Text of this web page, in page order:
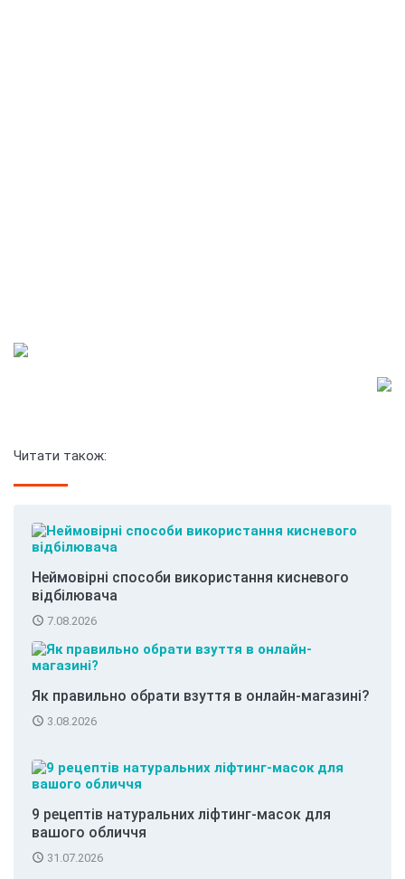
Читати також:
Неймовірні способи використання кисневого
відбілювача
access_time 7.08.2026
Як правильно обрати взуття в онлайн-магазині?
access_time 3.08.2026
9 рецептів натуральних ліфтинг-масок для
вашого обличчя
access_time 31.07.2026